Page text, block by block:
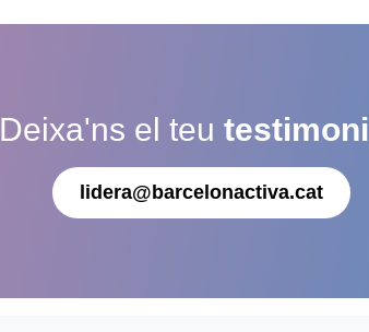
Deixa'ns el teu testimoni
lidera@barcelonactiva.cat